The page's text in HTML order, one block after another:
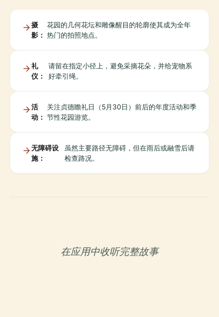
摄
影：
花园的几何花坛和雕像醒目的轮廓使其成为全年
热门的拍照地点。
礼
仪：
请留在指定小径上，避免采摘花朵，并给宠物系
好牵引绳。
活
动：
关注贞德瞻礼日（5月30日）前后的年度活动和季
节性花园游览。
无障碍设
施：
虽然主要路径无障碍，但在雨后或融雪后请
检查路况。
在应用中收听完整故事